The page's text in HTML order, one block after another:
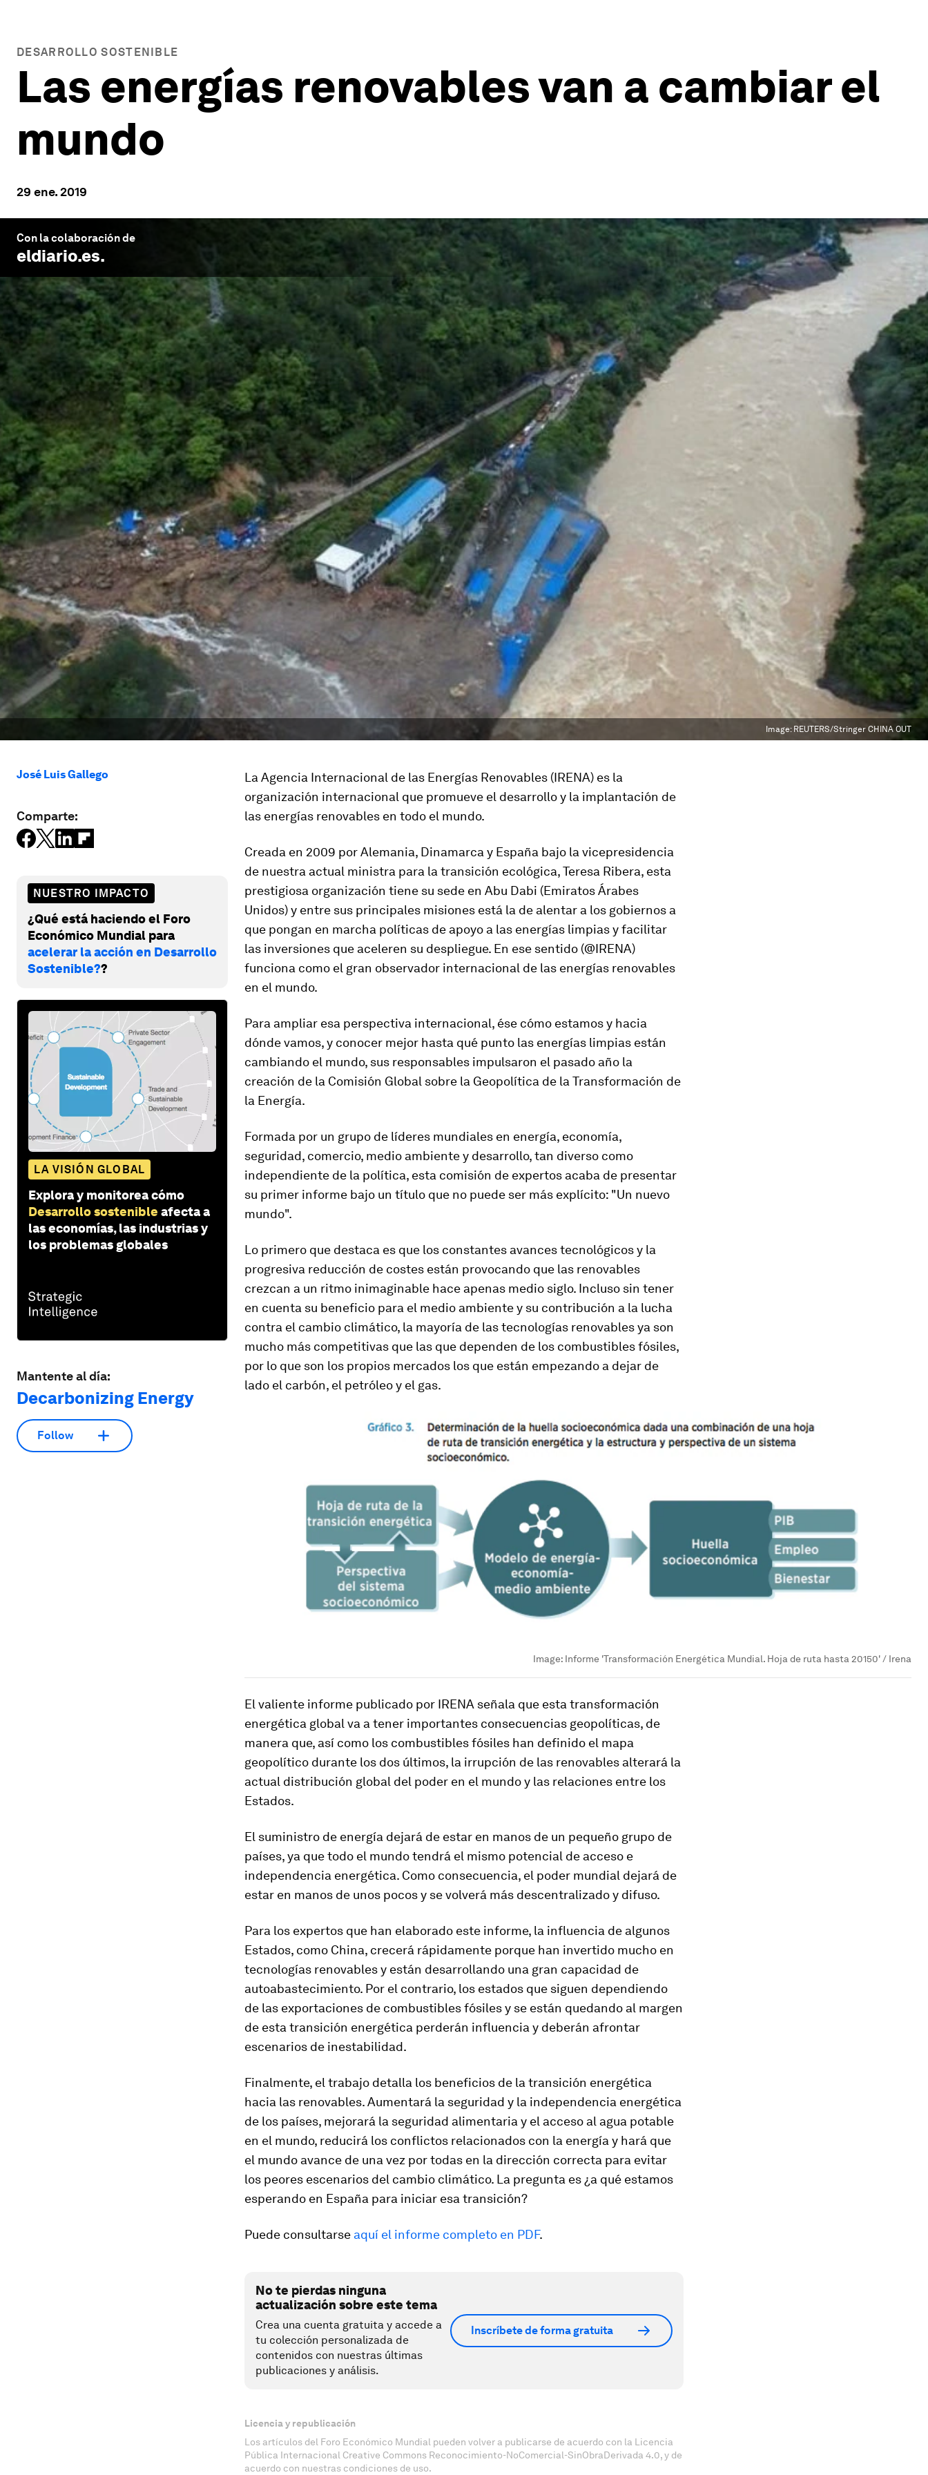
DESARROLLO SOSTENIBLE
Las energías renovables van a cambiar el
mundo
29 ene. 2019
Con la colaboración de
eldiario.es.
Image: REUTERS/Stringer CHINA OUT
José Luis Gallego
Comparte:
NUESTRO IMPACTO
¿Qué está haciendo el Foro
Económico Mundial para
acelerar la acción en Desarrollo
Sostenible??
LA VISIÓN GLOBAL
Explora y monitorea cómo
Desarrollo sostenible afecta a
las economías, las industrias y
los problemas globales
Mantente al día:
Decarbonizing Energy
Follow
La Agencia Internacional de las Energías Renovables (IRENA) es la
organización internacional que promueve el desarrollo y la implantación de
las energías renovables en todo el mundo.
Creada en 2009 por Alemania, Dinamarca y España bajo la vicepresidencia
de nuestra actual ministra para la transición ecológica, Teresa Ribera, esta
prestigiosa organización tiene su sede en Abu Dabi (Emiratos Árabes
Unidos) y entre sus principales misiones está la de alentar a los gobiernos a
que pongan en marcha políticas de apoyo a las energías limpias y facilitar
las inversiones que aceleren su despliegue. En ese sentido (@IRENA)
funciona como el gran observador internacional de las energías renovables
en el mundo.
Para ampliar esa perspectiva internacional, ése cómo estamos y hacia
dónde vamos, y conocer mejor hasta qué punto las energías limpias están
cambiando el mundo, sus responsables impulsaron el pasado año la
creación de la Comisión Global sobre la Geopolítica de la Transformación de
la Energía.
Formada por un grupo de líderes mundiales en energía, economía,
seguridad, comercio, medio ambiente y desarrollo, tan diverso como
independiente de la política, esta comisión de expertos acaba de presentar
su primer informe bajo un título que no puede ser más explícito: "Un nuevo
mundo".
Lo primero que destaca es que los constantes avances tecnológicos y la
progresiva reducción de costes están provocando que las renovables
crezcan a un ritmo inimaginable hace apenas medio siglo. Incluso sin tener
en cuenta su beneficio para el medio ambiente y su contribución a la lucha
contra el cambio climático, la mayoría de las tecnologías renovables ya son
mucho más competitivas que las que dependen de los combustibles fósiles,
por lo que son los propios mercados los que están empezando a dejar de
lado el carbón, el petróleo y el gas.
Image: Informe 'Transformación Energética Mundial. Hoja de ruta hasta 20150' / Irena
El valiente informe publicado por IRENA señala que esta transformación
energética global va a tener importantes consecuencias geopolíticas, de
manera que, así como los combustibles fósiles han definido el mapa
geopolítico durante los dos últimos, la irrupción de las renovables alterará la
actual distribución global del poder en el mundo y las relaciones entre los
Estados.
El suministro de energía dejará de estar en manos de un pequeño grupo de
países, ya que todo el mundo tendrá el mismo potencial de acceso e
independencia energética. Como consecuencia, el poder mundial dejará de
estar en manos de unos pocos y se volverá más descentralizado y difuso.
Para los expertos que han elaborado este informe, la influencia de algunos
Estados, como China, crecerá rápidamente porque han invertido mucho en
tecnologías renovables y están desarrollando una gran capacidad de
autoabastecimiento. Por el contrario, los estados que siguen dependiendo
de las exportaciones de combustibles fósiles y se están quedando al margen
de esta transición energética perderán influencia y deberán afrontar
escenarios de inestabilidad.
Finalmente, el trabajo detalla los beneficios de la transición energética
hacia las renovables. Aumentará la seguridad y la independencia energética
de los países, mejorará la seguridad alimentaria y el acceso al agua potable
en el mundo, reducirá los conflictos relacionados con la energía y hará que
el mundo avance de una vez por todas en la dirección correcta para evitar
los peores escenarios del cambio climático. La pregunta es ¿a qué estamos
esperando en España para iniciar esa transición?
Puede consultarse aquí el informe completo en PDF.
No te pierdas ninguna
actualización sobre este tema
Crea una cuenta gratuita y accede a
tu colección personalizada de
contenidos con nuestras últimas
publicaciones y análisis.
Inscríbete de forma gratuita
Licencia y republicación
Los artículos del Foro Económico Mundial pueden volver a publicarse de acuerdo con la Licencia
Pública Internacional Creative Commons Reconocimiento-NoComercial-SinObraDerivada 4.0, y de
acuerdo con nuestras condiciones de uso.